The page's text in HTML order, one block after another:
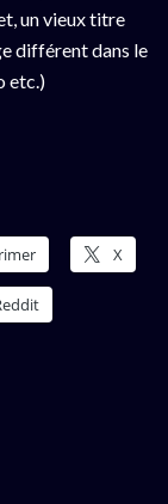
un vieux titre
différent dans le
etc.)
X